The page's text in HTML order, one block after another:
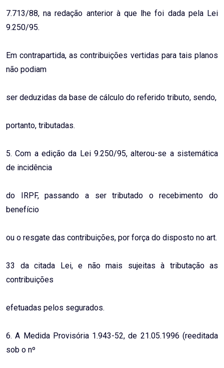
7.713/88, na redação anterior à que lhe foi dada pela Lei
9.250/95.
Em contrapartida, as contribuições vertidas para tais planos
não podiam
ser deduzidas da base de cálculo do referido tributo, sendo,
portanto, tributadas.
5. Com a edição da Lei 9.250/95, alterou-se a sistemática
de incidência
do IRPF, passando a ser tributado o recebimento do
benefício
ou o resgate das contribuições, por força do disposto no art.
33 da citada Lei, e não mais sujeitas à tributação as
contribuições
efetuadas pelos segurados.
6. A Medida Provisória 1.943-52, de 21.05.1996 (reeditada
sob o nº